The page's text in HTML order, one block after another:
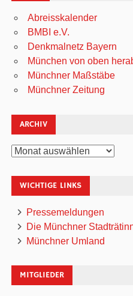
Abreisskalender
BMBI e.V.
Denkmalnetz Bayern
München von oben
Münchner Maßstäbe
Münchner Zeitung
ARCHIV
Archiv
WICHTIGE LINKS
Pressemeldungen
Die Münchner
Münchner Umland
MITGLIEDER